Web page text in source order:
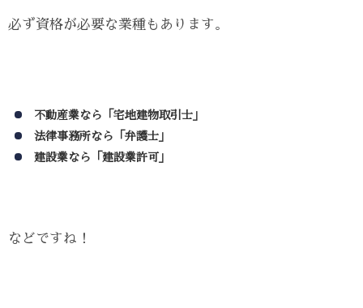
必ず資格が必要な業種もあります。
不動産業なら「宅地建物取引士」
法律事務所なら「弁護士」
建設業なら「建設業許可」
などですね！